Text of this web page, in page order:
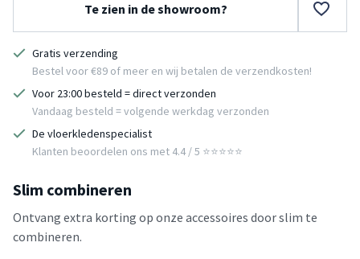
Te zien in de showroom?
Gratis verzending
Bestel voor €89 of meer en wij betalen de verzendkosten!
Voor 23:00 besteld = direct verzonden
Vandaag besteld = volgende werkdag verzonden
De vloerkledenspecialist
Klanten beoordelen ons met 4.4 / 5 ⭐⭐⭐⭐⭐
Slim combineren
Ontvang extra korting op onze accessoires door slim te
combineren.